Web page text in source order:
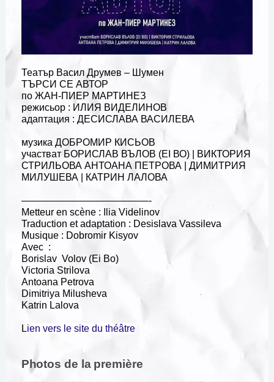
Театър Васил Друмев – Шумен
ТЪРСИ СЕ АВТОР
по ЖАН-ПИЕР МАРТИНЕЗ
режисьор : ИЛИЯ ВИДЕЛИНОВ
адаптация : ДЕСИСЛАВА ВАСИЛЕВА
музика ДОБРОМИР КИСЬОВ
участват БОРИСЛАВ ВЪЛОВ (ЕІ ВО) | ВИКТОРИЯ
СТРИЛЬОВА АНТОАНА ПЕТРОВА | ДИМИТРИЯ
МИЛУШЕВА | КАТРИН ЛАЛОВА
—————————————-
Metteur en scène : Ilia Videlinov
Traduction et adaptation : Desislava Vassileva
Musique : Dobromir Kisyov
Avec :
Borislav Volov (Ei Bo)
Victoria Strilova
Antoana Petrova
Dimitriya Milusheva
Katrin Lalova
Lien vers le site du théâtre
Photos de la première